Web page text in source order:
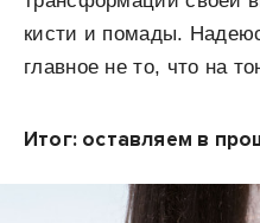
кисти и помады.
главное не то, что на
Итог: оставляем в